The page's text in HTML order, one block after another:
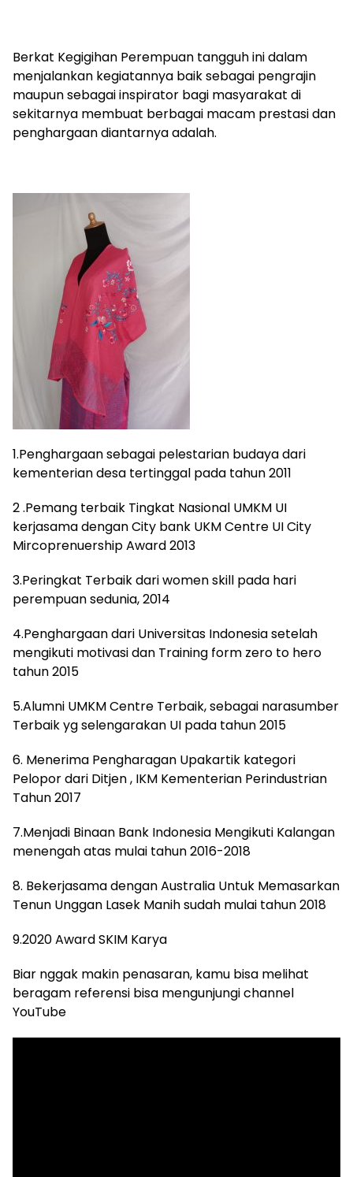
Berkat Kegigihan Perempuan tangguh ini dalam
menjalankan kegiatannya baik sebagai pengrajin
maupun sebagai inspirator bagi masyarakat di
sekitarnya membuat berbagai macam prestasi dan
penghargaan diantarnya adalah.
1.Penghargaan sebagai pelestarian budaya dari
kementerian desa tertinggal pada tahun 2011
2 .Pemang terbaik Tingkat Nasional UMKM UI
kerjasama dengan City bank UKM Centre UI City
Mircoprenuership Award 2013
3.Peringkat Terbaik dari women skill pada hari
perempuan sedunia, 2014
4.Penghargaan dari Universitas Indonesia setelah
mengikuti motivasi dan Training form zero to hero
tahun 2015
5.Alumni UMKM Centre Terbaik, sebagai narasumber
Terbaik yg selengarakan UI pada tahun 2015
6. Menerima Pengharagan Upakartik kategori
Pelopor dari Ditjen , IKM Kementerian Perindustrian
Tahun 2017
7.Menjadi Binaan Bank Indonesia Mengikuti Kalangan
menengah atas mulai tahun 2016-2018
8. Bekerjasama dengan Australia Untuk Memasarkan
Tenun Unggan Lasek Manih sudah mulai tahun 2018
9.2020 Award SKIM Karya
Biar nggak makin penasaran, kamu bisa melihat
beragam referensi bisa mengunjungi channel
YouTube